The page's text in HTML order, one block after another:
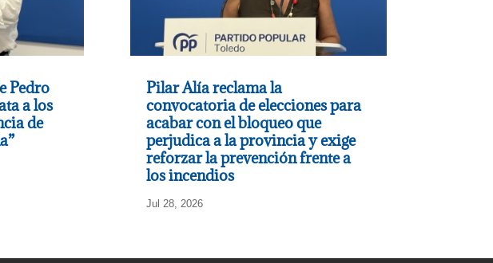
Pedro
a los
de
Pilar Alía reclama la
convocatoria de elecciones para
acabar con el bloqueo que
perjudica a la provincia y exige
reforzar la prevención frente a
los incendios
Jul 28, 2026